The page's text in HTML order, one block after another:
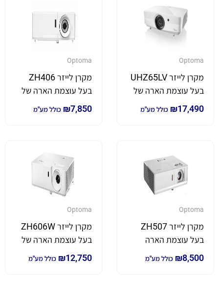
Optoma
מקרן לייזר UHZ65LV
בעל עוצמת הארה של
5,000 לומן *4K* ₪17,490 כולל מע"מ
Optoma
מקרן לייזר ZH406
בעל עוצמת הארה של
4,500 לומן₪7,850 כולל מע"מ
Optoma
מקרן לייזר ZH507
בעל עוצמת הארה
גבוהה במיוחד
₪8,500 כולל מע"מ
Optoma
מקרן לייזר ZH606W
בעל עוצמת הארה של
6,000 לומן ₪12,750 כולל מע"מ